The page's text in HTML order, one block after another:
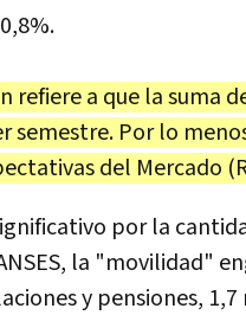
refiere a que la suma
Por lo
del Mercado
por la
la "movilidad"
y pensiones,